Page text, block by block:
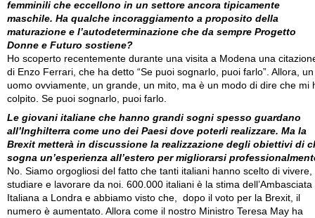
femminili che eccellono in un settore ancora tipicamente
maschile. Ha qualche incoraggiamento a proposito della
maturazione e l’autodeterminazione che da sempre Progetto
Donne e Futuro sostiene?
Ho scoperto recentemente durante una visita a Modena una
di Enzo Ferrari, che ha detto “Se puoi sognarlo, puoi farlo”. Allora, un
uomo ovviamente, un grande, un mito, ma è un modo di dire che mi
colpito. Se puoi sognarlo, puoi farlo.
Le giovani italiane che hanno grandi sogni spesso guardano
all’Inghilterra come uno dei Paesi dove poterli realizzare. Ma la
Brexit metterà in discussione la realizzazione degli obiettivi di
sogna un’esperienza all’estero per migliorarsi
No. Siamo orgogliosi del fatto che tanti italiani hanno scelto di vivere,
studiare e lavorare da noi. 600.000 italiani è la stima dell’Ambasciata
Italiana a Londra e abbiamo visto che, dopo il voto per la Brexit, il
numero è aumentato. Allora come il nostro Ministro Teresa May ha